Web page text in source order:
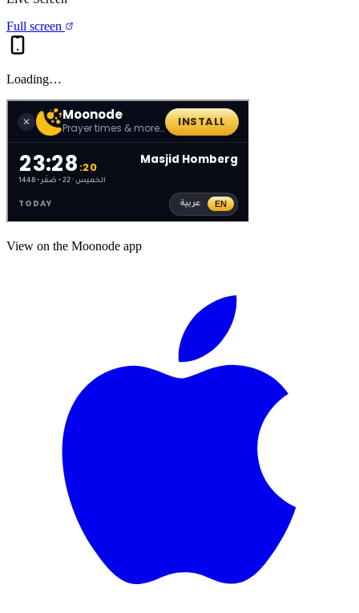
Full screen
Loading…
View on the Moonode app